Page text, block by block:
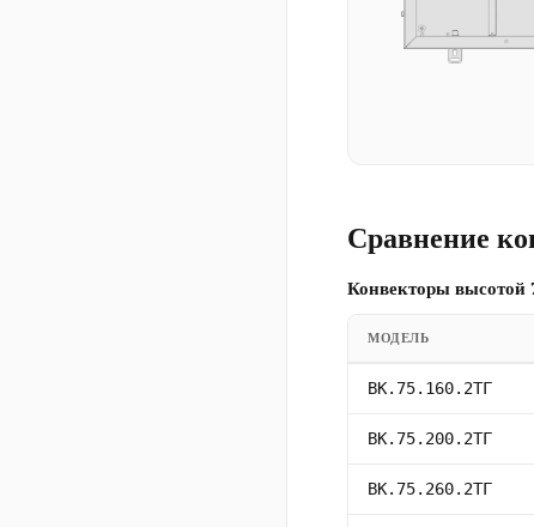
Сравнение
Конвекторы высотой
МОДЕЛЬ
ВК.75.160.2ТГ
ВК.75.200.2ТГ
ВК.75.260.2ТГ